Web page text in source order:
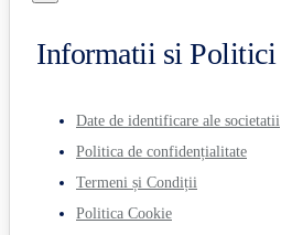
Informatii si Politici
Date de identificare ale societatii
Politica de confidențialitate
Termeni și Condiții
Politica Cookie